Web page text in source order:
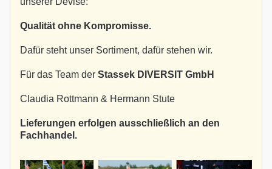
Qualität ohne Kompromisse.
Dafür steht unser Sortiment, dafür stehen wir.
Für das Team der Stassek DIVERSIT GmbH
Claudia Rottmann & Hermann Stute
Lieferungen erfolgen ausschließlich an den
Fachhandel.